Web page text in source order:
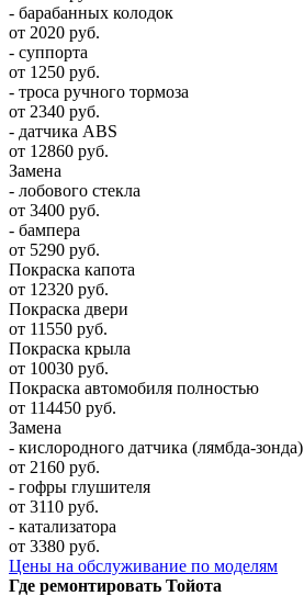
- барабанных колодок
от 2020 руб.
- суппорта
от 1250 руб.
- троса ручного тормоза
от 2340 руб.
- датчика ABS
от 12860 руб.
Замена
- лобового стекла
от 3400 руб.
- бампера
от 5290 руб.
Покраска капота
от 12320 руб.
Покраска двери
от 11550 руб.
Покраска крыла
от 10030 руб.
Покраска автомобиля полностью
от 114450 руб.
Замена
- кислородного датчика (лямбда-зонда)
от 2160 руб.
- гофры глушителя
от 3110 руб.
- катализатора
от 3380 руб.
Цены на обслуживание по моделям
Где ремонтировать Тойота